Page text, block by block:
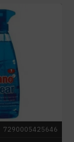
7290005425646